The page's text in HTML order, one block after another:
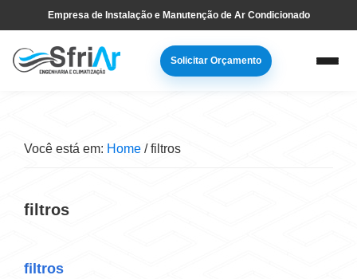
para
navegação
to
main
Empresa de Instalação e Manutenção de Ar Condicionado
Solicitar Orçamento
Você está em: Home /filtros
filtros
filtros